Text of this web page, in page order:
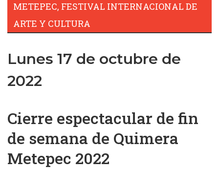
METEPEC, FESTIVAL INTERNACIONAL DE
ARTE Y CULTURA
Lunes 17 de octubre de
2022
Cierre espectacular de fin
de semana de Quimera
Metepec 2022